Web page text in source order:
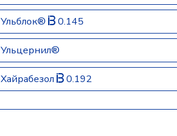
Ульблок® 0.145
Ульцернил®
Хайрабезол 0.192